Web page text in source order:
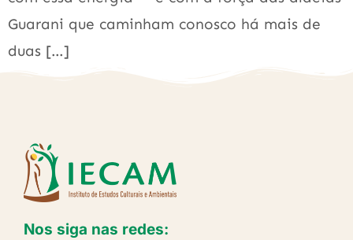
Guarani que caminham conosco há mais de
duas […]
Nos siga nas redes: